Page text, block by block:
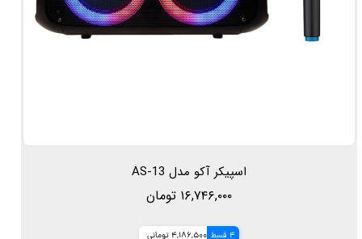
اسپیکر آکو مدل AS-13
۱۶,۷۴۶,۰۰۰ تومان
4 قسط 4,186,500 تومانی